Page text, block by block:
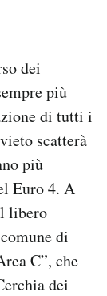
dei
più
di tutti i
scatterà
più
Euro 4. A
libero
di
C”, che
dei